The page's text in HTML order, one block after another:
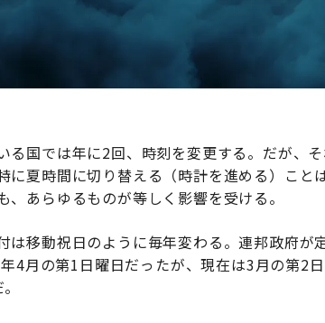
る国では年に2回、時刻を変更する。だが、
に夏時間に切り替える（時計を進める）こと
あらゆるものが等しく影響を受ける。
は移動祝日のように毎年変わる。連邦政府が
4月の第1日曜日だったが、現在は3月の第2